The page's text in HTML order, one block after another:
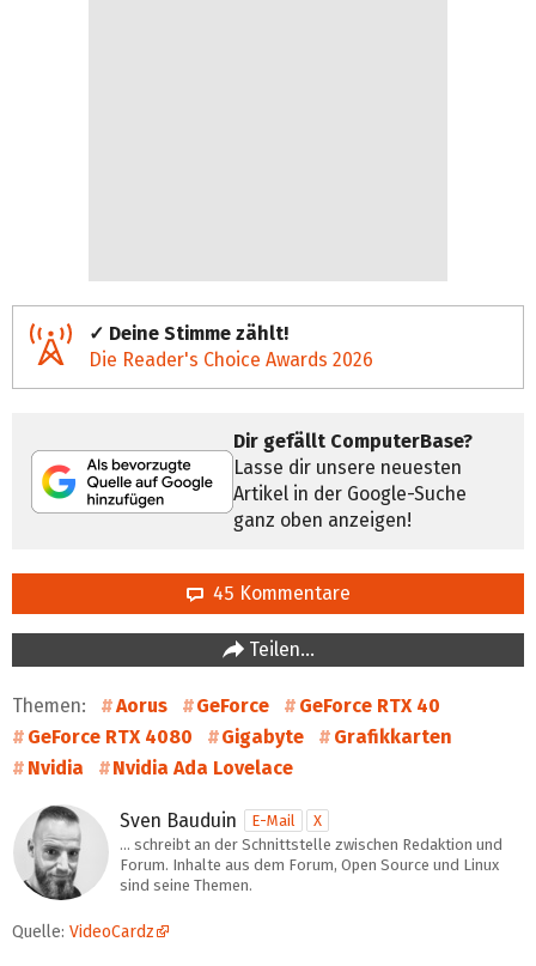
✓ Deine Stimme zählt!
Die Reader's Choice Awards 2026
Dir gefällt ComputerBase?
Lasse dir unsere neuesten
Artikel in der Google-Suche
ganz oben anzeigen!
45 Kommentare
Teilen…
Themen: Aorus GeForce
GeForce RTX 40
GeForce RTX 4080
Gigabyte
Grafikkarten
Nvidia
Nvidia Ada Lovelace
Sven Bauduin E-Mail
X
… schreibt an der Schnittstelle zwischen Redaktion und
Forum. Inhalte aus dem Forum, Open Source und Linux
sind seine Themen.
Quelle: VideoCardz